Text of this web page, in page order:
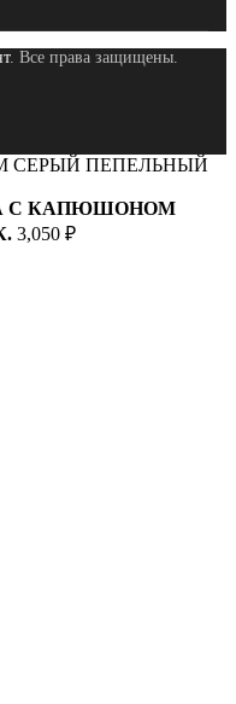
. Все права защищены.
С КАПЮШОНОМ
3,050 ₽